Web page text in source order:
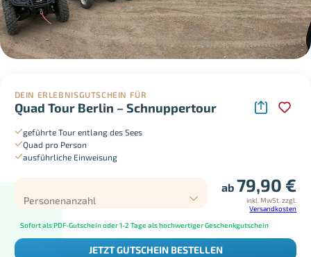
DEIN ERLEBNISGUTSCHEIN FÜR
Quad Tour Berlin – Schnuppertour
geführte Tour entlang des Sees
Quad pro Person
ausführliche Einweisung
Personenanzahl
ab 79,90 €
inkl. MwSt. zzgl.
Versandkosten
Sofort als PDF-Gutschein oder 1-2 Tage als hochwertiger Geschenkgutschein
JETZT GUTSCHEIN BESTELLEN